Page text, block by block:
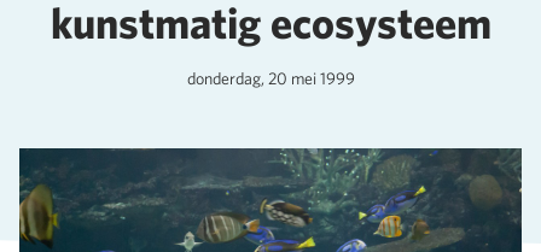
kunstmatig ecosysteem
donderdag, 20 mei 1999